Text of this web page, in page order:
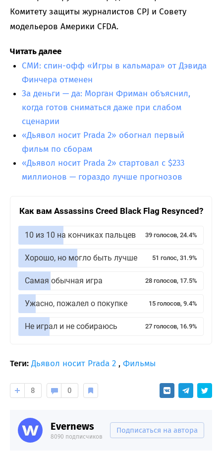
Комитету защиты журналистов CPJ и Совету
модельеров Америки CFDA.
Читать далее
СМИ: спин-офф «Игры в кальмара» от Дэвида
Финчера отменен
За деньги — да: Морган Фриман объяснил,
когда готов сниматься даже при слабом
сценарии
«Дьявол носит Prada 2» обогнал первый
фильм по сборам
«Дьявол носит Prada 2» стартовал с $233
миллионов — гораздо лучше прогнозов
Как вам Assassins Creed Black Flag Resynced?
10 из 10 на кончиках пальцев 39 голосов, 24.4%
Хорошо, но могло быть лучше 51 голос, 31.9%
Самая обычная игра 28 голосов, 17.5%
Ужасно, пожалел о покупке 15 голосов, 9.4%
Не играл и не собираюсь 27 голосов, 16.9%
Теги: Дьявол носит Prada 2 , Фильмы
8 0
Evernews
8090 подписчиков
Подписаться на автора